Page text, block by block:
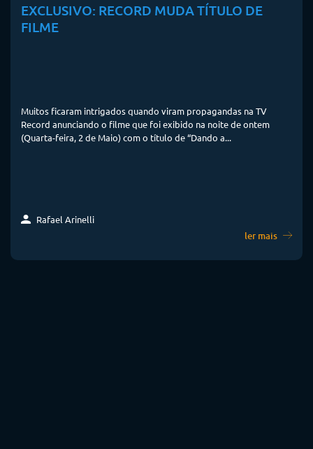
EXCLUSIVO: RECORD MUDA TÍTULO DE
FILME
Muitos ficaram intrigados quando viram propagandas na TV
Record anunciando o filme que foi exibido na noite de ontem
(Quarta-feira, 2 de Maio) com o título de “Dando a...
Rafael Arinelli
ler mais